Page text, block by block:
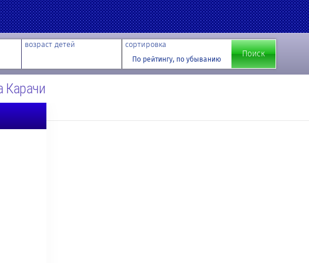
возраст детей сортировка
По рейтингу, по убыванию
Карачи